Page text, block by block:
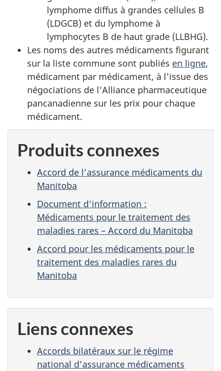
lymphome diffus à grandes cellules B
(LDGCB) et du lymphome à
lymphocytes B de haut grade (LLBHG).
Les noms des autres médicaments figurant
sur la liste commune sont publiés en ligne,
médicament par médicament, à l'issue des
négociations de l'Alliance pharmaceutique
pancanadienne sur les prix pour chaque
médicament.
Produits connexes
Accord de l’assurance médicaments du
Manitoba
Document d'information :
Médicaments pour le traitement des
maladies rares – Accord du Manitoba
Accord pour les médicaments pour le
traitement des maladies rares du
Manitoba
Liens connexes
Accords bilatéraux sur le régime
national d’assurance médicaments